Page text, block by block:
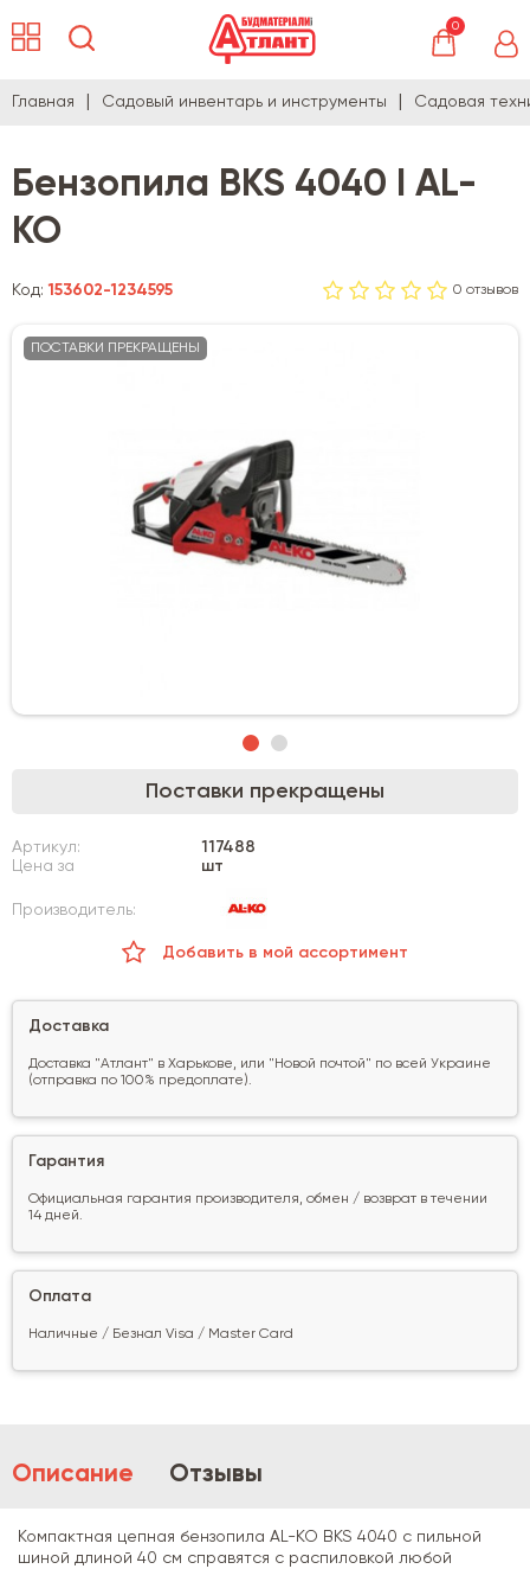
0
Главная Садовый инвентарь и инструменты Садовая
Бензопила BKS 4040 I AL-
KO
Код:153602-1234595 0 отзывов
ПОСТАВКИ ПРЕКРАЩЕНЫ
Поставки прекращены
Артикул:
117488
Цена за
шт
Производитель:
Добавить в мой ассортимент
Доставка
Доставка "Атлант" в Харькове, или "Новой почтой" по всей Украине
(отправка по 100% предоплате).
Гарантия
Официальная гарантия производителя, обмен / возврат в течении
14 дней.
Оплата
Наличные / Безнал Visa / Master Card
Описание Отзывы
Компактная цепная бензопила AL-KO BKS 4040 c пильной
шиной длиной 40 см справятся с распиловкой любой